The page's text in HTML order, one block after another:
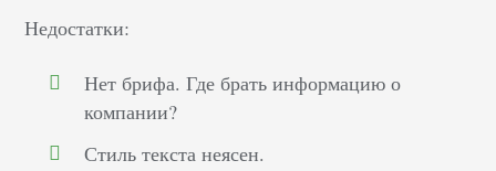
Недостатки:
Нет брифа. Где брать информацию о
компании?
Стиль текста неясен.